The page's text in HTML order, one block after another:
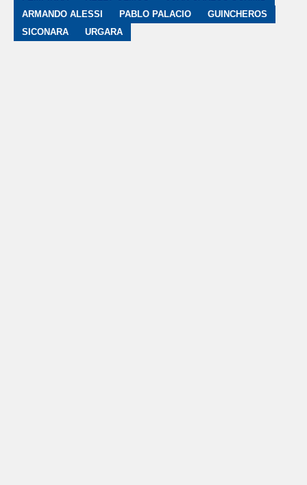
ARMANDO ALESSI
PABLO PALACIO
GUINCHEROS
SICONARA
URGARA